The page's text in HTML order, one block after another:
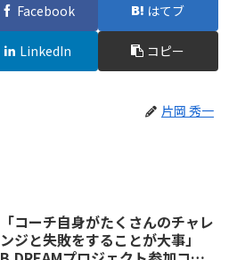
Facebook はてブ
LinkedIn コピー
片岡 秀一
「コーチ自身がたくさんのチャレ
ンジと失敗をすることが大事」